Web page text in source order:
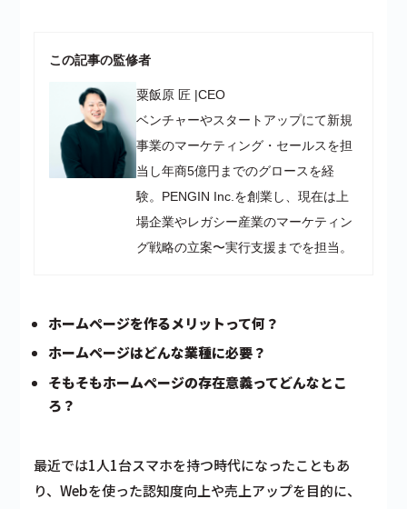
この記事の監修者
粟飯原 匠 |CEO
ベンチャーやスタートアップにて新規
事業のマーケティング・セールスを担
当し年商5億円までのグロースを経
験。PENGIN Inc.を創業し、現在は上
場企業やレガシー産業のマーケティン
グ戦略の立案〜実行支援までを担当。
ホームページを作るメリットって何？
ホームページはどんな業種に必要？
そもそもホームページの存在意義ってどんなとこ
ろ？
最近では1人1台スマホを持つ時代になったこともあ
り、Webを使った認知度向上や売上アップを目的に、